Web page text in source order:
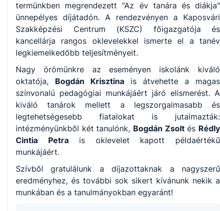
termünkben megrendezett "Az év tanára és diákja"
ünnepélyes díjátadón. A rendezvényen a Kaposvári
Szakképzési Centrum (KSZC) főigazgatója és
kancellárja rangos oklevelekkel ismerte el a tanév
legkiemelkedőbb teljesítményeit.
Nagy örömünkre az eseményen iskolánk kiváló
oktatója, Bogdán Krisztina is átvehette a magas
színvonalú pedagógiai munkájáért járó elismerést. A
kiváló tanárok mellett a legszorgalmasabb és
legtehetségesebb fiatalokat is jutalmazták:
intézményünkből két tanulónk, Bogdán Zsoltés Rédly
Cintia Petrais oklevelet kapott példaértékű
munkájáért.
Szívből gratulálunk a díjazottaknak a nagyszerű
eredményhez, és további sok sikert kívánunk nekik a
munkában és a tanulmányokban egyaránt!